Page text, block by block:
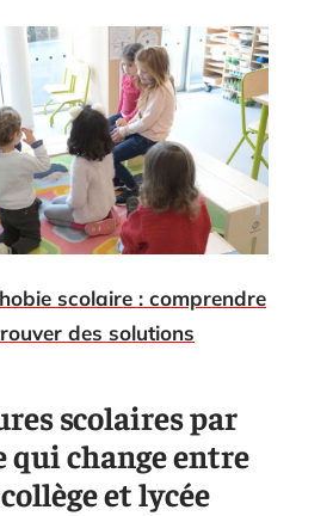
scolaire : comprendre
des solutions
scolaires par
qui change entre
et lycée